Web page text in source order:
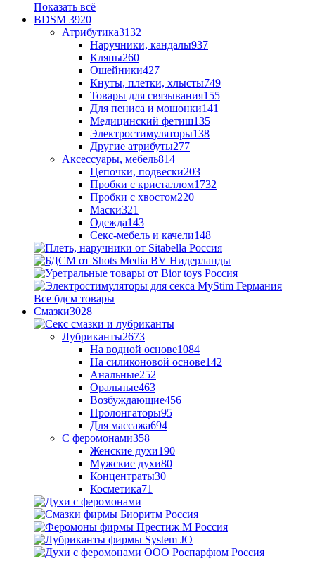
Показать всё
BDSM 3920
Атрибутика3132
Наручники, кандалы937
Кляпы260
Ошейники427
Кнуты, плетки, хлысты749
Товары для связывания155
Для пениса и мошонки141
Медицинский фетиш135
Электростимуляторы138
Другие атрибуты277
Аксессуары, мебель814
Цепочки, подвески203
Пробки с кристаллом1732
Пробки с хвостом220
Маски321
Одежда143
Секс-мебель и качели148
Все бдсм товары
Смазки3028
Лубриканты2673
На водной основе1084
На силиконовой основе142
Анальные252
Оральные463
Возбуждающие456
Пролонгаторы95
Для массажа694
С феромонами358
Женские духи190
Мужские духи80
Концентраты30
Косметика71